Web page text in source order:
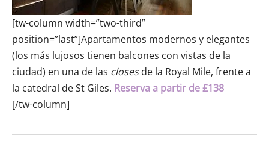
[tw-column width=”two-third”
position=”last”]Apartamentos modernos y elegantes
(los más lujosos tienen balcones con vistas de la
ciudad) en una de las closesde la Royal Mile, frente a
la catedral de St Giles. Reserva a partir de £138
[/tw-column]